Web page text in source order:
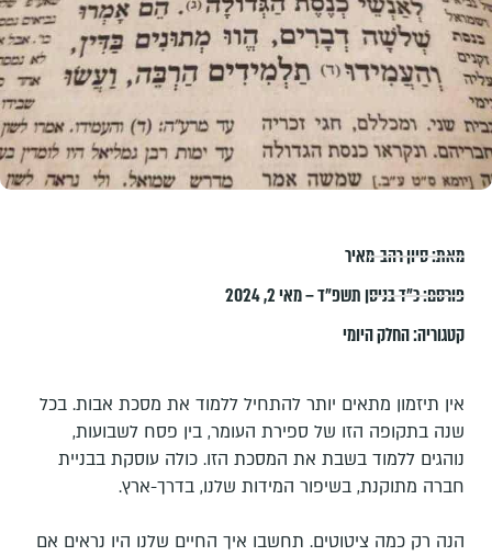
מאת:סיון רהב-מאיר
פורסם:כ״ד בניסן תשפ״ד – מאי 2, 2024
קטגוריה:החלק היומי
אין תיזמון מתאים יותר להתחיל ללמוד את מסכת אבות. בכל
שנה בתקופה הזו של ספירת העומר, בין פסח לשבועות,
נוהגים ללמוד בשבת את המסכת הזו. כולה עוסקת בבניית
חברה מתוקנת, בשיפור המידות שלנו, בדרך-ארץ.
הנה רק כמה ציטוטים. תחשבו איך החיים שלנו היו נראים אם